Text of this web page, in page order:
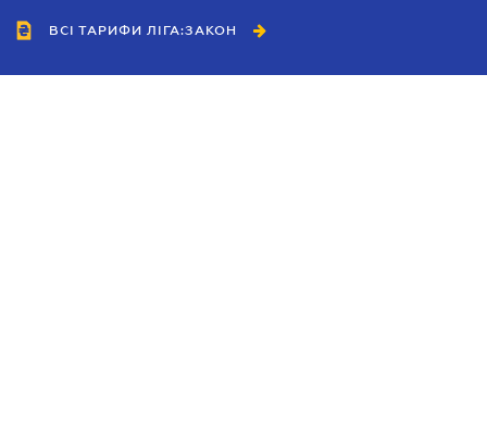
ВСІ ТАРИФИ ЛІГА:ЗАКОН